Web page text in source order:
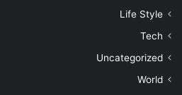
Life Style
Tech
Uncategorized
World